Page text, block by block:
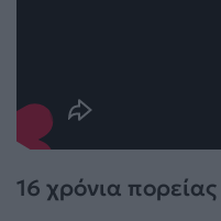
16 χρόνια